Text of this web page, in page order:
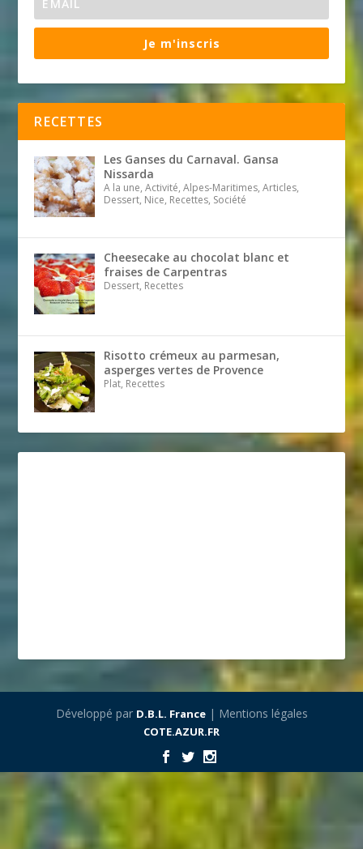
Je m'inscris
RECETTES
Les Ganses du Carnaval. Gansa
Nissarda
A la une, Activité, Alpes-Maritimes, Articles,
Dessert, Nice, Recettes, Société
Cheesecake au chocolat blanc et
fraises de Carpentras
Dessert, Recettes
Risotto crémeux au parmesan,
asperges vertes de Provence
Plat, Recettes
Développé par D.B.L. France| Mentions légales
COTE.AZUR.FR